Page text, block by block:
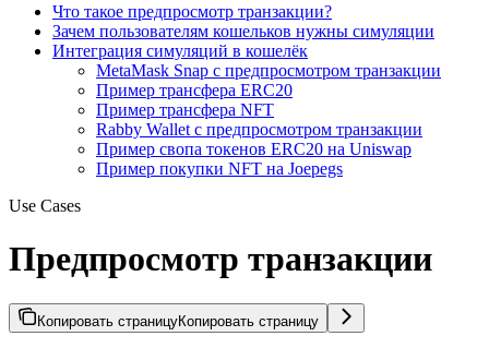
Что такое предпросмотр транзакции?
Зачем пользователям кошельков нужны симуляции
Интеграция симуляций в кошелёк
MetaMask Snap с предпросмотром транзакции
Пример трансфера ERC20
Пример трансфера NFT
Rabby Wallet с предпросмотром транзакции
Пример свопа токенов ERC20 на Uniswap
Пример покупки NFT на Joepegs
Use Cases
Предпросмотр транзакции
Копировать страницуКопировать страницу